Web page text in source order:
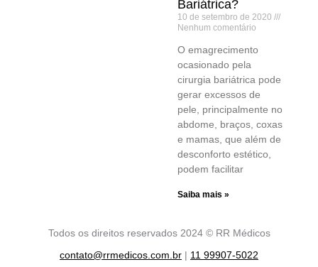
Bariátrica?
10 de setembro de 2020
Nenhum comentário
O emagrecimento
ocasionado pela
cirurgia bariátrica pode
gerar excessos de
pele, principalmente no
abdome, braços, coxas
e mamas, que além de
desconforto estético,
podem facilitar
Saiba mais »
Todos os direitos reservados 2024 © RR Médicos
contato@rrmedicos.com.br | 11 99907-5022